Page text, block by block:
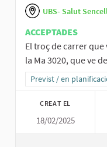
UBS- Salut
ACCEPTADES
El troç de carrer
la Ma 3020, que ve
Resultats al filtrar per
Previst / en
CREAT EL
18/02/2025